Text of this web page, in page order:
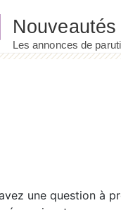
une question à